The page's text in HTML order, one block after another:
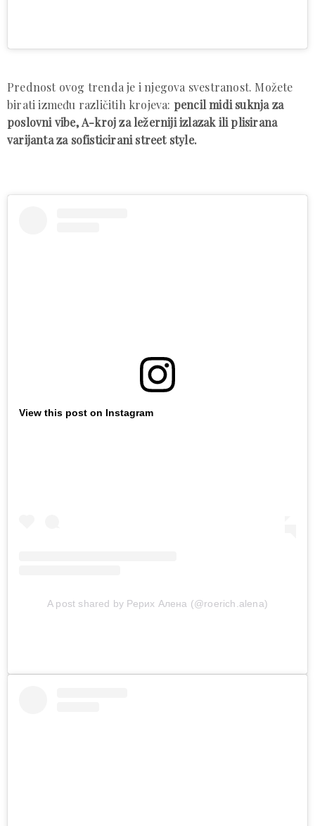
Prednost ovog trenda je i njegova svestranost. Možete
birati između različitih krojeva: pencil midi suknja za
poslovni vibe, A-kroj za ležerniji izlazak ili plisirana
varijanta za sofisticirani street style.
View this post on Instagram
A post shared by Рерих Алена (@roerich.alena)